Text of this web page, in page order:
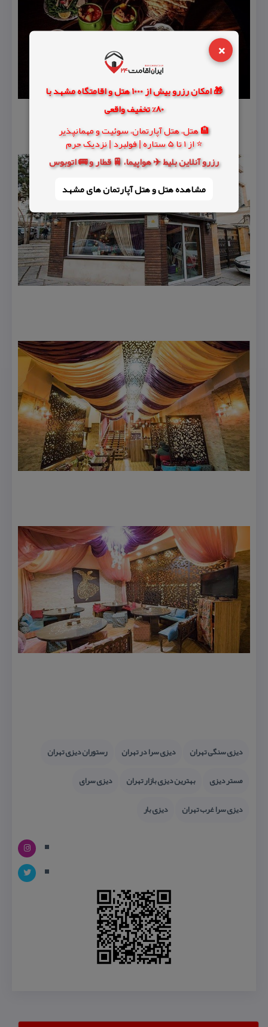
×
🎁 امکان رزرو بیش از 1000 هتل و اقامتگاه مشهد با
80% تخفیف واقعی
🏨 هتل، هتل آپارتمان، سوئیت و مهمانپذیر
⭐ از 1 تا 5 ستاره | فولبرد | نزدیک حرم
رزرو آنلاین بلیط ✈️ هواپیما، 🚆 قطار و 🚌 اتوبوس
مشاهده هتل و هتل‌ آپارتمان های مشهد
دیزی سنگی تهران دیزی سرا در تهران
رستوران دیزی تهران
مستر دیزی
بهترین دیزی بازار تهران
دیزی سرای
دیزی سرا غرب تهران
دیزی بار